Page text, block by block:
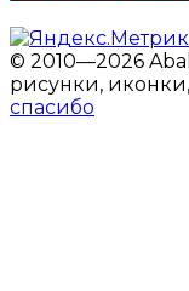
© 2010—2026
рисунки,
спасибо